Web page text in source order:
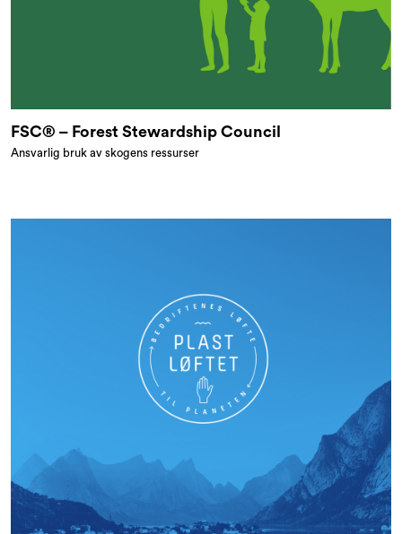
FSC® – Forest Stewardship Council
Ansvarlig bruk av skogens ressurser